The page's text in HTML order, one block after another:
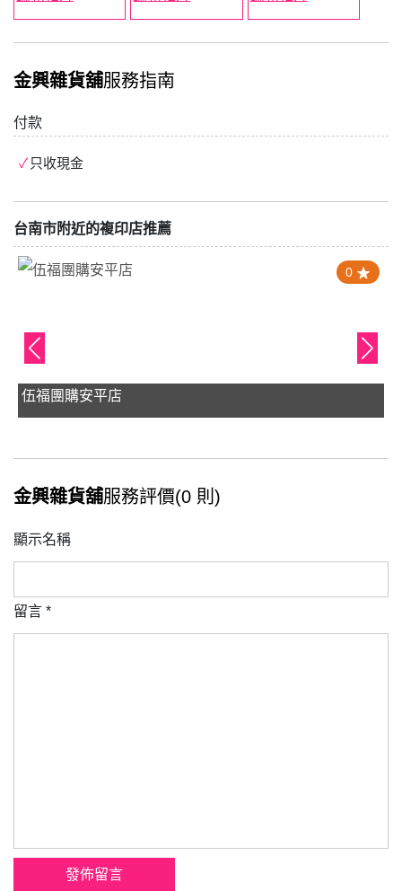
金興雜貨舖服務指南
付款
只收現金
台南市附近的複印店推薦
0
伍福團購安平店
金興雜貨舖服務評價(0 則)
顯示名稱
留言 *